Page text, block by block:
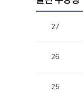
27
26
25